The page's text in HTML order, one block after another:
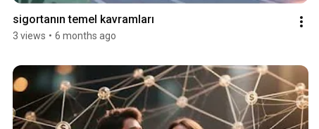
sigortanın temel kavramları
3 views • 6 months ago